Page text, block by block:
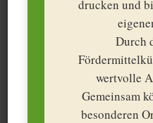
drucken und
Durch
wertvolle
Gemeinsam
besonderen